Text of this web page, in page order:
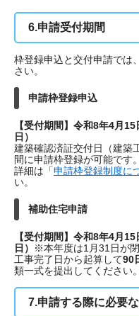
6.申請受付期間
枠登録申込と交付申請では
さい。
申請枠登録申込
【受付期間】令和8年4月
日）
建築確認済証交付日（建築
間に申請枠登録が可能です。
詳細は「申請枠登録制度に
い。
補助住宅申請
【受付期間】令和8年4月
日）
※本年度は1月31日が
工事完了日から起算して90
類一式を提出してください。
7.申請する際に必要